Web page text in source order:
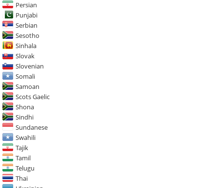
Persian
Punjabi
Serbian
Sesotho
Sinhala
Slovak
Slovenian
Somali
Samoan
Scots Gaelic
Shona
Sindhi
Sundanese
Swahili
Tajik
Tamil
Telugu
Thai